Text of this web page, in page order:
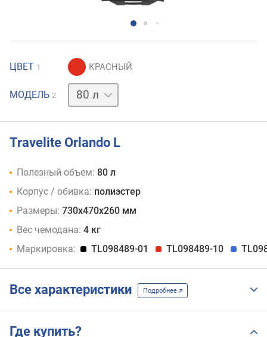
ЦВЕТ 1
МОДЕЛЬ 2
37 л
Travelite Orlando L
Полезный объем: 80 л
Корпус / обивка: полиэстер
Размеры: 730x470x260 мм
Вес чемодана: 4 кг
Маркировка:
TL098489-01 TL098489-10
Все характеристики Подробнее
Где купить?